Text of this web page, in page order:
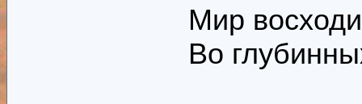
Мир
Во